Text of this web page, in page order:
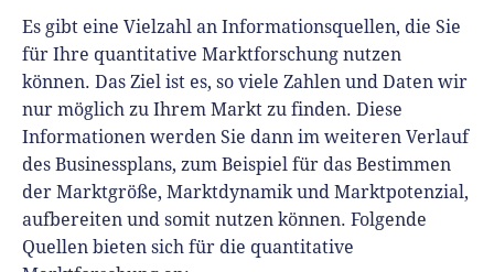
Es gibt eine Vielzahl an Informationsquellen, die Sie
für Ihre quantitative Marktforschung nutzen
können. Das Ziel ist es, so viele Zahlen und Daten wir
nur möglich zu Ihrem Markt zu finden. Diese
Informationen werden Sie dann im weiteren Verlauf
des Businessplans, zum Beispiel für das Bestimmen
der Marktgröße, Marktdynamik und Marktpotenzial,
aufbereiten und somit nutzen können. Folgende
Quellen bieten sich für die quantitative